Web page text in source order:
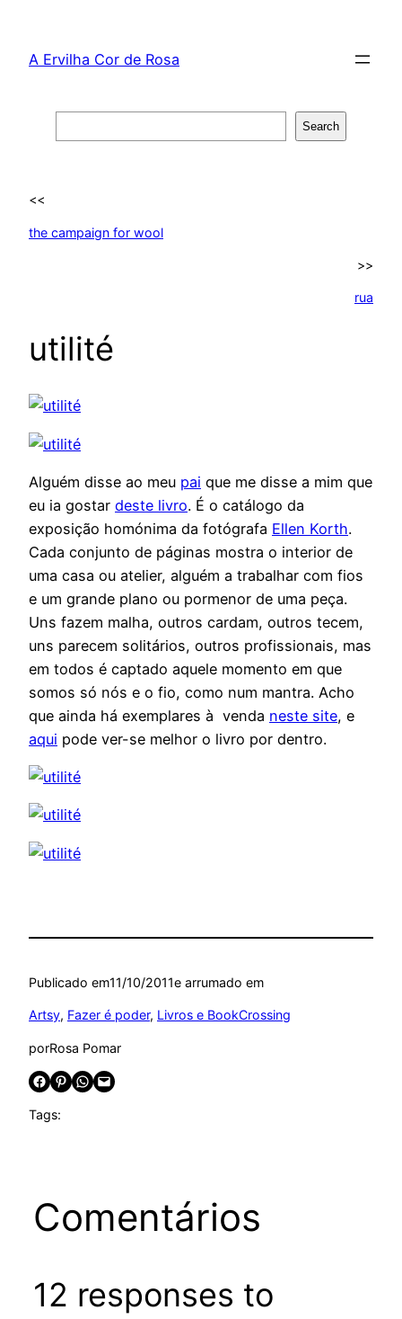
content
A Ervilha Cor de Rosa
Search
<<
the campaign for wool
>>
rua
utilité
Alguém disse ao meu pai que me disse a mim que
eu ia gostar deste livro. É o catálogo da
exposição homónima da fotógrafa Ellen Korth.
Cada conjunto de páginas mostra o interior de
uma casa ou atelier, alguém a trabalhar com fios
e um grande plano ou pormenor de uma peça.
Uns fazem malha, outros cardam, outros tecem,
uns parecem solitários, outros profissionais, mas
em todos é captado aquele momento em que
somos só nós e o fio, como num mantra. Acho
que ainda há exemplares à venda neste site, e
aqui pode ver-se melhor o livro por dentro.
Publicado em11/10/2011e arrumado em
Artsy, Fazer é poder, Livros e BookCrossing
porRosa Pomar
Share on Facebook Share on Pinterest Share on WhatsApp Email this Page
Tags:
Comentários
12 responses to